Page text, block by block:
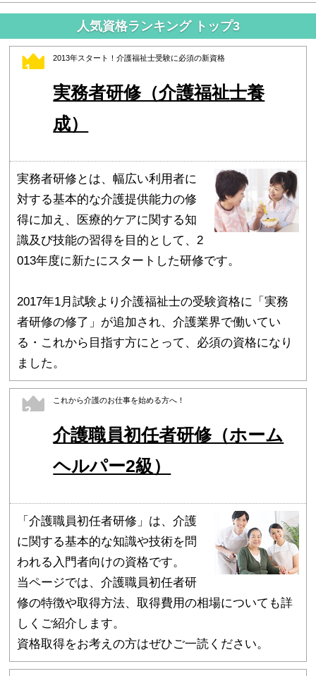
人気資格ランキング トップ3
1
2013年スタート！介護福祉士受験に必須の新資格
実務者研修（介護福祉士養
成）
実務者研修とは、幅広い利用者に
対する基本的な介護提供能力の修
得に加え、医療的ケアに関する知
識及び技能の習得を目的として、2
013年度に新たにスタートした研修です。
2017年1月試験より介護福祉士の受験資格に「実務
者研修の修了」が追加され、介護業界で働いてい
る・これから目指す方にとって、必須の資格になり
ました。
2
これから介護のお仕事を始める方へ！
介護職員初任者研修（ホーム
ヘルパー2級）
「介護職員初任者研修」は、介護
に関する基本的な知識や技術を問
われる入門者向けの資格です。
当ページでは、介護職員初任者研
修の特徴や取得方法、取得費用の相場についても詳
しくご紹介します。
資格取得をお考えの方はぜひご一読ください。